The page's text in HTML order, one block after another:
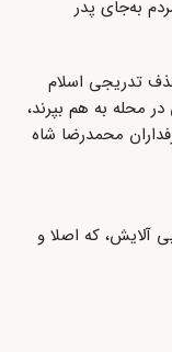
مردم به‌جای پدر
تدریجی اسلام
محله به هم بپرند،
محمدرضا شاه
آلایش، که اصلا و